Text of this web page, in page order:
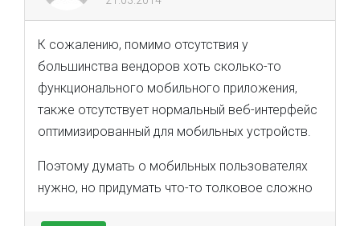
К сожалению, помимо отсутствия у
большинства вендоров хоть сколько-то
функционального мобильного приложения,
также отсутствует нормальный веб-интерфейс
оптимизированный для мобильных устройств.
Поэтому думать о мобильных пользователях
нужно, но придумать что-то толковое сложно